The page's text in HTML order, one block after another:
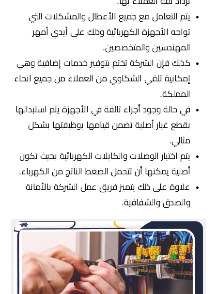
يتم التعامل مع جميع الأعطال والمشكلات التي
تواجه الأجهزة الكهربائية وذلك على أيدي أمهر
المهندسين والمتخصصين.
كذلك فإن الشركة تختم بتوفير خدمات إضافية وهي
إمكانية تلقي الشكاوي من العملاء من جميع انحاء
المملكة.
في حالة وجود أجزاء تالفة في الأجهزة يتم استبدالها
بقطع غيار أصلية تضمن قيامها بوظيفتها بشكل
مثالي.
يتم اختيار الوصلات والكابلات الكهربائية بحيث تكون
أصلية يمكنها أن تتحمل الضغط الناتج من الكهرباء.
علاوة على ذلك يتميز فريق عمل الشركة بالأمانة
والصدق والشفافية.